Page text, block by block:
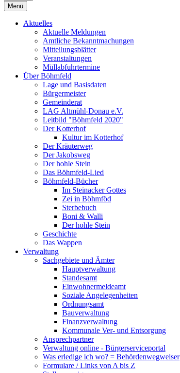
Menü
Aktuelles
Aktuelle Meldungen
Amtliche Bekanntmachungen
Mitteilungsblätter
Veranstaltungen
Müllabfuhrtermine
Über Böhmfeld
Lage und Basisdaten
Bürgermeister
Gemeinderat
LAG Altmühl-Donau e.V.
Leitbild "Böhmfeld 2020"
Der Kotterhof
Kultur im Kotterhof
Der Kräuterweg
Der Jakobsweg
Der hohle Stein
Das Böhmfeld-Lied
Böhmfeld-Bücher
Im Steinacker Gottes
Zei in Böhmföd
Sterbebuch
Boni & Walli
Der hohle Stein
Geschichte
Das Wappen
Verwaltung
Sachgebiete und Ämter
Hauptverwaltung
Standesamt
Einwohnermeldeamt
Soziale Angelegenheiten
Ordnungsamt
Bauverwaltung
Finanzverwaltung
Kommunale Ver- und Entsorgung
Ansprechpartner
Verwaltung online - Bürgerserviceportal
Was erledige ich wo? = Behördenwegweiser
Formulare / Links von A bis Z